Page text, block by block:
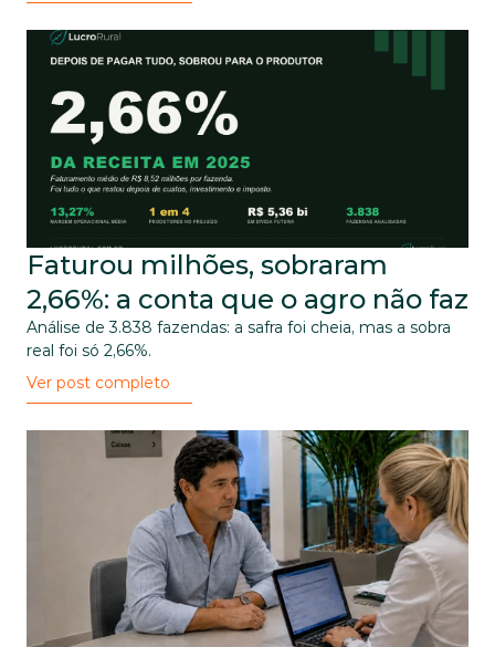
Faturou milhões, sobraram
2,66%: a conta que o agro não faz
Análise de 3.838 fazendas: a safra foi cheia, mas a sobra
real foi só 2,66%.
Ver post completo